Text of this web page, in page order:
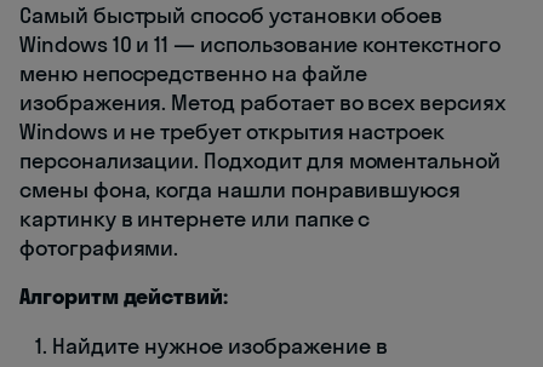
Самый быстрый способ установки обоев
Windows 10 и 11 — использование контекстного
меню непосредственно на файле
изображения. Метод работает во всех версиях
Windows и не требует открытия настроек
персонализации. Подходит для моментальной
смены фона, когда нашли понравившуюся
картинку в интернете или папке с
фотографиями.
Алгоритм действий:
Найдите нужное изображение в